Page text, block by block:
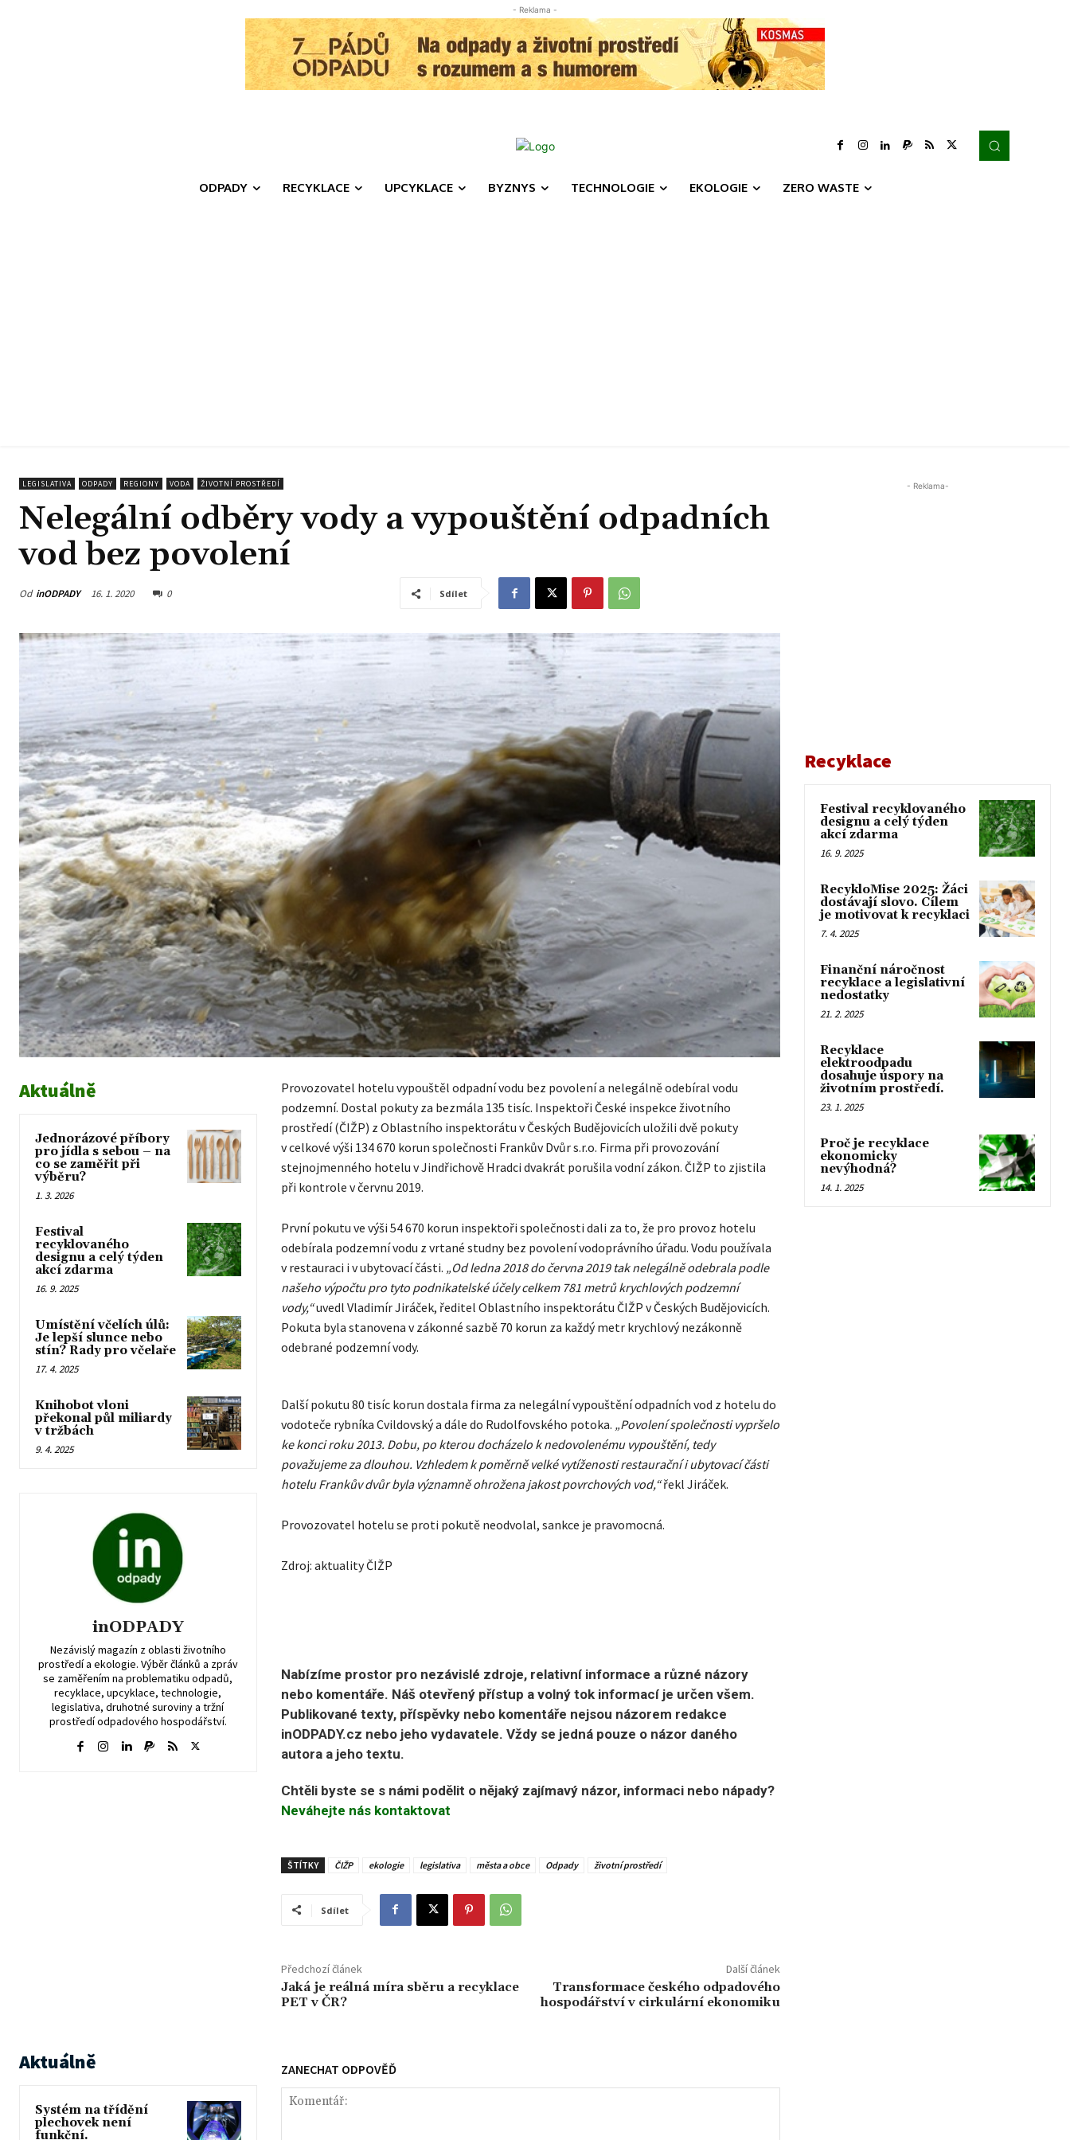
- Reklama -
ODPADY RECYKLACE UPCYKLACE BYZNYS TECHNOLOGIE EKOLOGIE ZERO WASTE
LEGISLATIVA ODPADY REGIONY VODA ŽIVOTNÍ PROSTŘEDÍ
Nelegální odběry vody a vypouštění odpadních
vod bez povolení
Od inODPADY 16. 1. 2020 0 Sdílet
Aktuálně
Jednorázové příbory
pro jídla s sebou – na
co se zaměřit při
výběru?
1. 3. 2026
Festival
recyklovaného
designu a celý týden
akcí zdarma
16. 9. 2025
Umístění včelích úlů:
Je lepší slunce nebo
stín? Rady pro včelaře
17. 4. 2025
Knihobot vloni
překonal půl miliardy
v tržbách
9. 4. 2025
inODPADY
Nezávislý magazín z oblasti životního
prostředí a ekologie. Výběr článků a zpráv
se zaměřením na problematiku odpadů,
recyklace, upcyklace, technologie,
legislativa, druhotné suroviny a tržní
prostředí odpadového hospodářství.
Provozovatel hotelu vypouštěl odpadní vodu bez povolení a nelegálně odebíral vodu
podzemní. Dostal pokuty za bezmála 135 tisíc. Inspektoři České inspekce životního
prostředí (ČIŽP) z Oblastního inspektorátu v Českých Budějovicích uložili dvě pokuty
v celkové výši 134 670 korun společnosti Frankův Dvůr s.r.o. Firma při provozování
stejnojmenného hotelu v Jindřichově Hradci dvakrát porušila vodní zákon. ČIŽP to zjistila
při kontrole v červnu 2019.
První pokutu ve výši 54 670 korun inspektoři společnosti dali za to, že pro provoz hotelu
odebírala podzemní vodu z vrtané studny bez povolení vodoprávního úřadu. Vodu používala
v restauraci i v ubytovací části. „Od ledna 2018 do června 2019 tak nelegálně odebrala podle
našeho výpočtu pro tyto podnikatelské účely celkem 781 metrů krychlových podzemní
vody,“uvedl Vladimír Jiráček, ředitel Oblastního inspektorátu ČIŽP v Českých Budějovicích.
Pokuta byla stanovena v zákonné sazbě 70 korun za každý metr krychlový nezákonně
odebrané podzemní vody.
Další pokutu 80 tisíc korun dostala firma za nelegální vypouštění odpadních vod z hotelu do
vodoteče rybníka Cvildovský a dále do Rudolfovského potoka. „Povolení společnosti vypršelo
ke konci roku 2013. Dobu, po kterou docházelo k nedovolenému vypouštění, tedy
považujeme za dlouhou. Vzhledem k poměrně velké vytíženosti restaurační i ubytovací části
hotelu Frankův dvůr byla významně ohrožena jakost povrchových vod,“řekl Jiráček.
Provozovatel hotelu se proti pokutě neodvolal, sankce je pravomocná.
Zdroj: aktuality ČIŽP
Nabízíme prostor pro nezávislé zdroje, relativní informace a různé názory
nebo komentáře. Náš otevřený přístup a volný tok informací je určen všem.
Publikované texty, příspěvky nebo komentáře nejsou názorem redakce
inODPADY.cz nebo jeho vydavatele. Vždy se jedná pouze o názor daného
autora a jeho textu.
Chtěli byste se s námi podělit o nějaký zajímavý názor, informaci nebo nápady?
Neváhejte nás kontaktovat
ŠTÍTKY ČIŽP ekologie legislativa města a obce Odpady životní prostředí
Sdílet
Předchozí článek
Jaká je reálná míra sběru a recyklace
PET v ČR?
Další článek
Transformace českého odpadového
hospodářství v cirkulární ekonomiku
Aktuálně
Systém na třídění
plechovek není
funkční.
ZANECHAT ODPOVĚĎ
- Reklama-
Recyklace
Festival recyklovaného
designu a celý týden
akcí zdarma
16. 9. 2025
RecykloMise 2025: Žáci
dostávají slovo. Cílem
je motivovat k recyklaci
7. 4. 2025
Finanční náročnost
recyklace a legislativní
nedostatky
21. 2. 2025
Recyklace
elektroodpadu
dosahuje úspory na
životním prostředí.
23. 1. 2025
Proč je recyklace
ekonomicky
nevýhodná?
14. 1. 2025